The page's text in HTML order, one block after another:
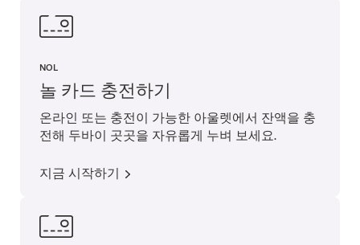
NOL
놀 카드 충전하기
온라인 또는 충전이 가능한 아울렛에서 잔액을 충
전해 두바이 곳곳을 자유롭게 누벼 보세요.
지금 시작하기